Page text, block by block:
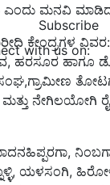
Subscribe
with us on:
ಮನವಿ
ಕೇಂದ್ರಗಳ
ಹರಸೂರ ಹಾಗೂ
ನೇಗಿಲಯೋಗಿ
ಯಳಸಂಗಿ,